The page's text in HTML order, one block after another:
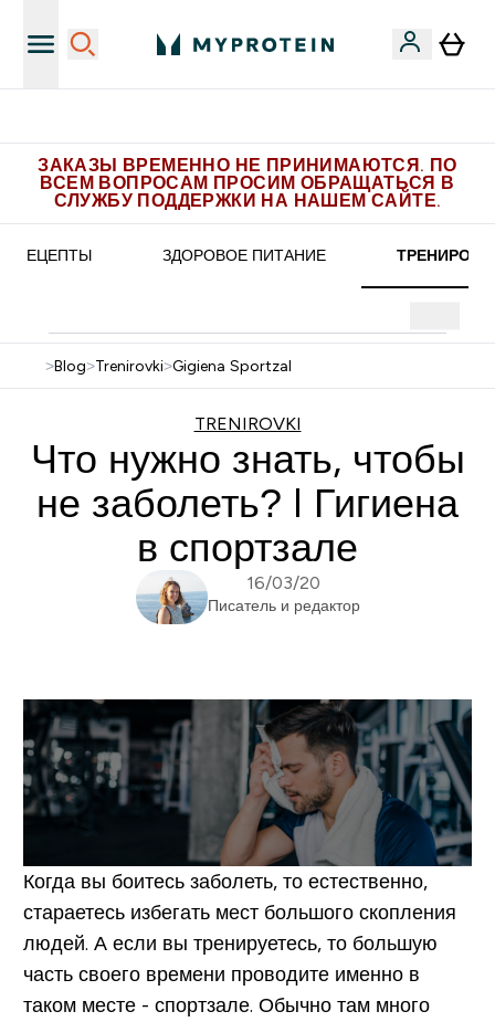
ЗАКАЗЫ ВРЕМЕННО НЕ ПРИНИМАЮТСЯ. ПО
ВСЕМ ВОПРОСАМ ПРОСИМ ОБРАЩАТЬСЯ В
СЛУЖБУ ПОДДЕРЖКИ НА НАШЕМ САЙТЕ.
РЕЦЕПТЫ ЗДОРОВОЕ ПИТАНИЕ
>Blog>Trenirovki>Gigiena Sportzal
TRENIROVKI
Что нужно знать, чтобы
не заболеть? I Гигиена
в спортзале
16/03/20
Писатель и редактор
Когда вы боитесь заболеть, то естественно,
стараетесь избегать мест большого скопления
людей. А если вы тренируетесь, то большую
часть своего времени проводите именно в
таком месте - спортзале. Обычно там много